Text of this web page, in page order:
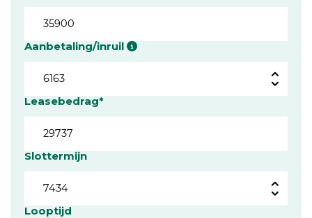
Aanbetaling/inruil
Leasebedrag*
Slottermijn
Looptijd